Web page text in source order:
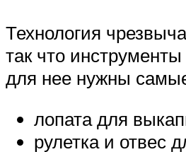
Технология
так что
для нее нужны
лопата для
рулетка и отвес